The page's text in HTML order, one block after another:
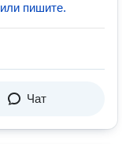
пишите.
Чат